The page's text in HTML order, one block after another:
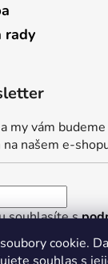
cookie.
rady
my vám
našem e-
souhlasíte s